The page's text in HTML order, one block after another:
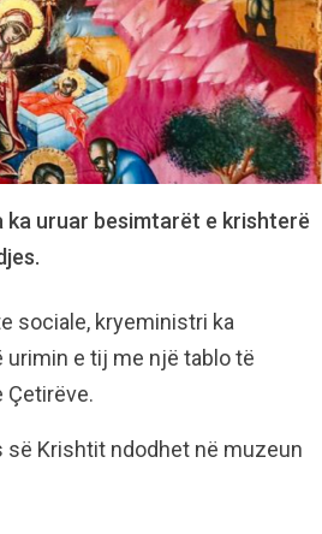
ka uruar besimtarët e krishterë
sociale, kryeministri ka
e tij me një tablo të
Çetirëve.
së Krishtit ndodhet në muzeun